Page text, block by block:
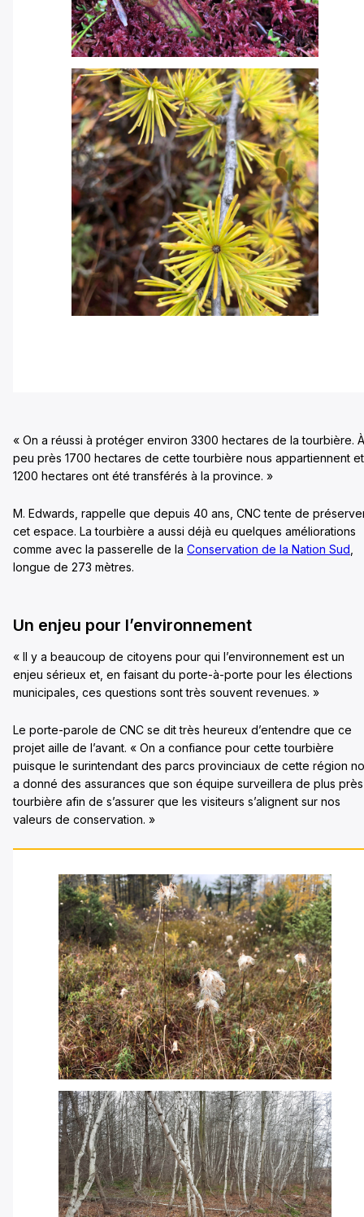
« On a réussi à protéger environ 3300 hectares de la tourbière. À
peu près 1700 hectares de cette tourbière nous appartiennent et
1200 hectares ont été transférés à la province. »
M. Edwards, rappelle que depuis 40 ans, CNC tente de
cet espace. La tourbière a aussi déjà eu quelques améliorations
comme avec la passerelle de la Conservation de la Nation Sud
longue de 273 mètres.
Un enjeu pour l’environnement
« Il y a beaucoup de citoyens pour qui l’environnement est un
enjeu sérieux et, en faisant du porte-à-porte pour les élections
municipales, ces questions sont très souvent revenues. »
Le porte-parole de CNC se dit très heureux d’entendre que ce
projet aille de l’avant. « On a confiance pour cette tourbière
puisque le surintendant des parcs provinciaux de cette région
a donné des assurances que son équipe surveillera de plus
tourbière afin de s’assurer que les visiteurs s’alignent sur nos
valeurs de conservation. »